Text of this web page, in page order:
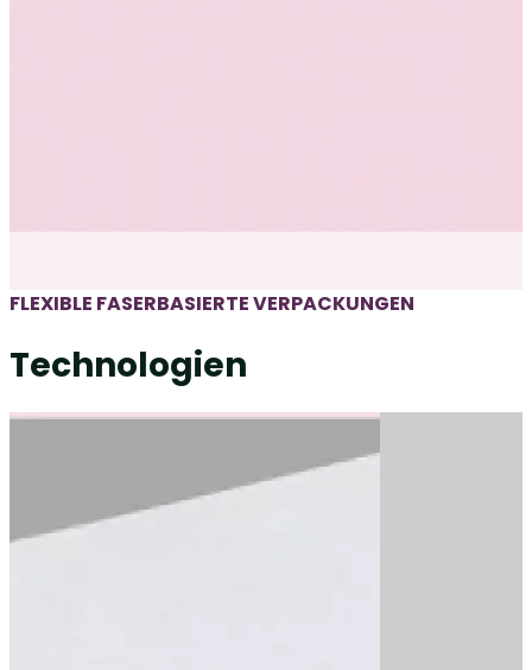
FLEXIBLE FASERBASIERTE VERPACKUNGEN
Technologien